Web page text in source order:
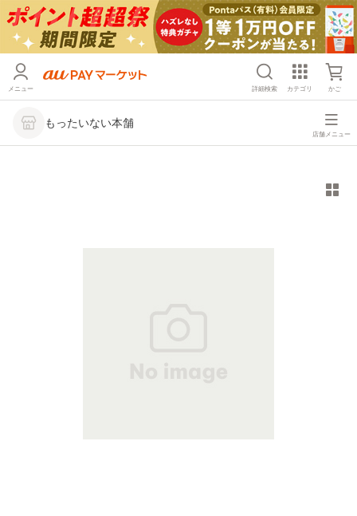
メニュー 詳細検索 カテゴリ かご
もったいない本舗
店舗メニュー